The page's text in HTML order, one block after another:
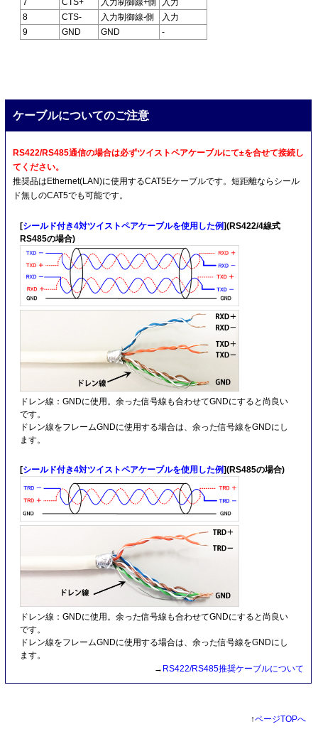
7 CTS+ 入力制御線+側
入力
8
CTS- 入力制御線-側
入力
9
GND GND -
ケーブルについてのご注意
RS422/RS485通信の場合は必ずツイストペアケーブルにて±を合せて接続し
てください。
推奨品はEthernet(LAN)に使用するCAT5Eケーブルです。短距離ならシール
ド無しのCAT5でも可能です。
[シールド付き4対ツイストペアケーブルを使用した例](RS422/4線式
RS485の場合)
ドレン線：GNDに使用。余った信号線も合わせてGNDにすると尚良い
です。
ドレン線をフレームGNDに使用する場合は、余った信号線をGNDにし
ます。
[シールド付き4対ツイストペアケーブルを使用した例](RS485の場合)
ドレン線：GNDに使用。余った信号線も合わせてGNDにすると尚良い
です。
ドレン線をフレームGNDに使用する場合は、余った信号線をGNDにし
ます。
→ RS422/RS485推奨ケーブルについて
↑ページTOPへ